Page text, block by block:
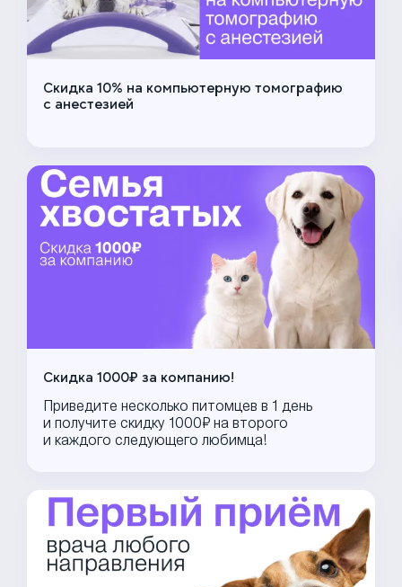
Скидка 10% на компьютерную томографию
с анестезией
Скидка 1000₽ за компанию!
Приведите несколько питомцев в 1 день
и получите скидку 1000₽ на второго
и каждого следующего любимца!